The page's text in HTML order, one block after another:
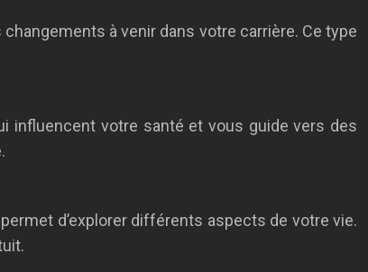
à venir dans votre carrière. Ce type
influencent votre santé et vous guide vers des
d’explorer différents aspects de votre vie.